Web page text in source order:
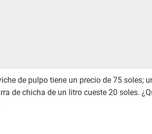
de pulpo tiene un precio de 75 soles;
de chicha de un litro cueste 20 soles.